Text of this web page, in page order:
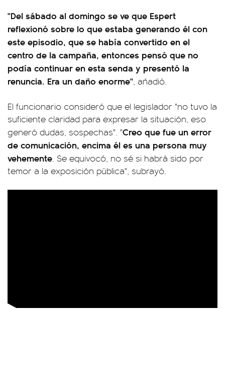
"Del sábado al domingo se ve que Espert
reflexionó sobre lo que estaba generando él con
este episodio, que se había convertido en el
centro de la campaña, entonces pensó que no
podía continuar en esta senda y presentó la
renuncia. Era un daño enorme", añadió.
El funcionario consideró que el legislador "no tuvo la
suficiente claridad para expresar la situación, eso
generó dudas, sospechas". "Creo que fue un error
de comunicación, encima él es una persona muy
vehemente. Se equivocó, no sé si habrá sido por
temor a la exposición pública", subrayó.